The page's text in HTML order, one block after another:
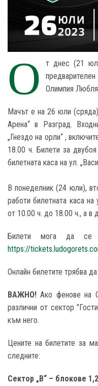
О
т днес (21
Олимпия
Мачът е на 26 юли
Арена“ в Разград.
„Гнездо на орли“ ,
18.00 ч. Билети за
билетната каса на ул.
В понеделник (24 юли),
работи билетната каса
от 10.00 ч. до 18.00 ч., а в
Билети мога да се
https://
Онлайн билетите трябва
ВАЖНО! Ако фенове на
различни от сектор
към него.
Цените на билетите за
следните:
Сектор „В“ – блокове